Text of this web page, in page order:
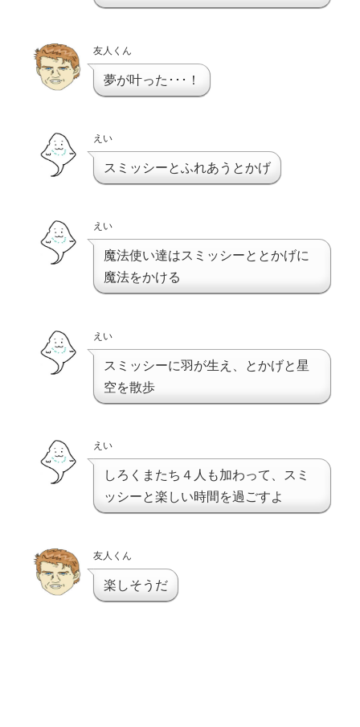
友人くん
夢が叶った･･･！
えい
スミッシーとふれあうとかげ
えい
魔法使い達はスミッシーととかげに
魔法をかける
えい
スミッシーに羽が生え、とかげと星
空を散歩
えい
しろくまたち４人も加わって、スミ
ッシーと楽しい時間を過ごすよ
友人くん
楽しそうだ